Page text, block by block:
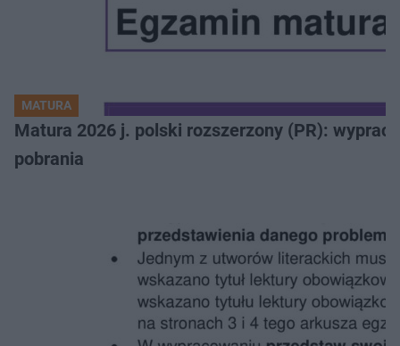
MATURA
Matura 2026 j. polski rozszerzony (PR):
pobrania